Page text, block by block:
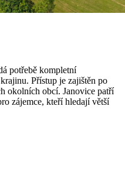
potřebě kompletní
Přístup je zajištěn po
okolních obcí. Janovice patří
zájemce, kteří hledají větší